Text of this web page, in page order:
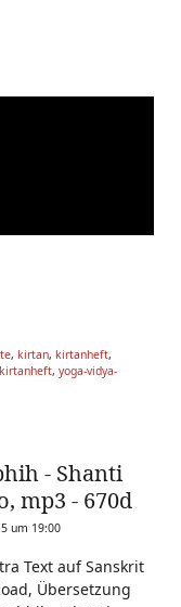
, kirtan, kirtanheft,
, yoga-vidya-
- Shanti
mp3 - 670d
um 19:00
Text auf Sanskrit
Übersetzung